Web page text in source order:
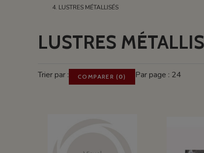
LUSTRES MÉTALLISÉS
LUSTRES
Trier par : COMPARER (0) Par page : 24